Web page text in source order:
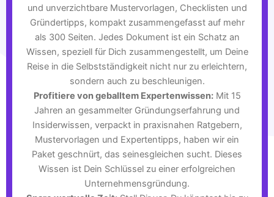
und unverzichtbare Mustervorlagen, Checklisten und
Gründertipps, kompakt zusammengefasst auf mehr
als 300 Seiten. Jedes Dokument ist ein Schatz an
Wissen, speziell für Dich zusammengestellt, um Deine
Reise in die Selbstständigkeit nicht nur zu erleichtern,
sondern auch zu beschleunigen.
Profitiere von geballtem Expertenwissen:Mit 15
Jahren an gesammelter Gründungserfahrung und
Insiderwissen, verpackt in praxisnahen Ratgebern,
Mustervorlagen und Expertentipps, haben wir ein
Paket geschnürt, das seinesgleichen sucht. Dieses
Wissen ist Dein Schlüssel zu einer erfolgreichen
Unternehmensgründung.